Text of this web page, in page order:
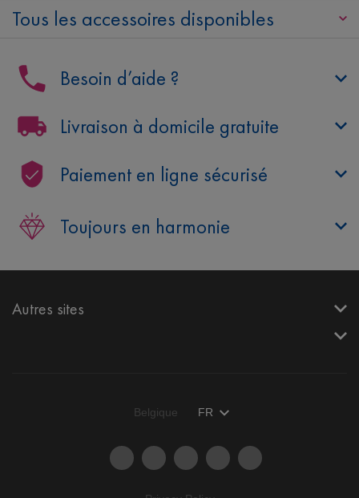
Tous les accessoires disponibles
Besoin d’aide ?
Livraison à domicile gratuite
Paiement en ligne sécurisé
Toujours en harmonie
Autres sites
Belgique FR